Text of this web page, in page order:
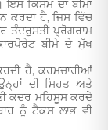
ਕਿਸਮ ਦਾ ਬੀਮਾ
ਕਰਦਾ ਹੈ, ਜਿਸ ਵਿੱਚ
ਤੰਦਰੁਸਤੀ ਪ੍ਰੋਗਰਾਮ
ਬੀਮੇ ਦੇ ਮੁੱਖ
ਹੈ, ਕਰਮਚਾਰੀਆਂ
ਦੀ ਸਿਹਤ ਅਤੇ
ਕਦਰ ਮਹਿਸੂਸ ਕਰਦੇ
ਨੂੰ ਟੈਕਸ ਲਾਭ ਵੀ